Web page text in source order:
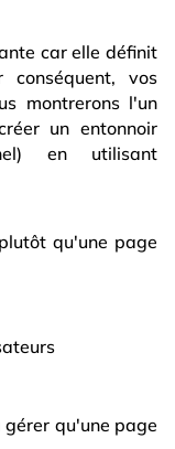
car elle définit
vos
montrerons l'un
un entonnoir
en utilisant
qu'une page
qu'une page